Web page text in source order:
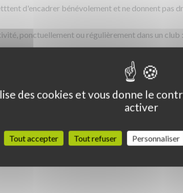
d'encadrer bénévolement et ne donnent pas
ponctuellement ou régulièrement dans un club
associations, puiqu'un animateur bénévole
subvenir à l'organisation d'une séance
de gym d'entretien, de stretching et de
des cookies et vous donne le
activer
Tout accepter Tout refuser Personnaliser